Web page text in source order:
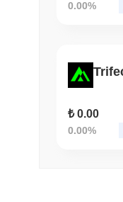
0.00%
₺ 0.00
0.00%